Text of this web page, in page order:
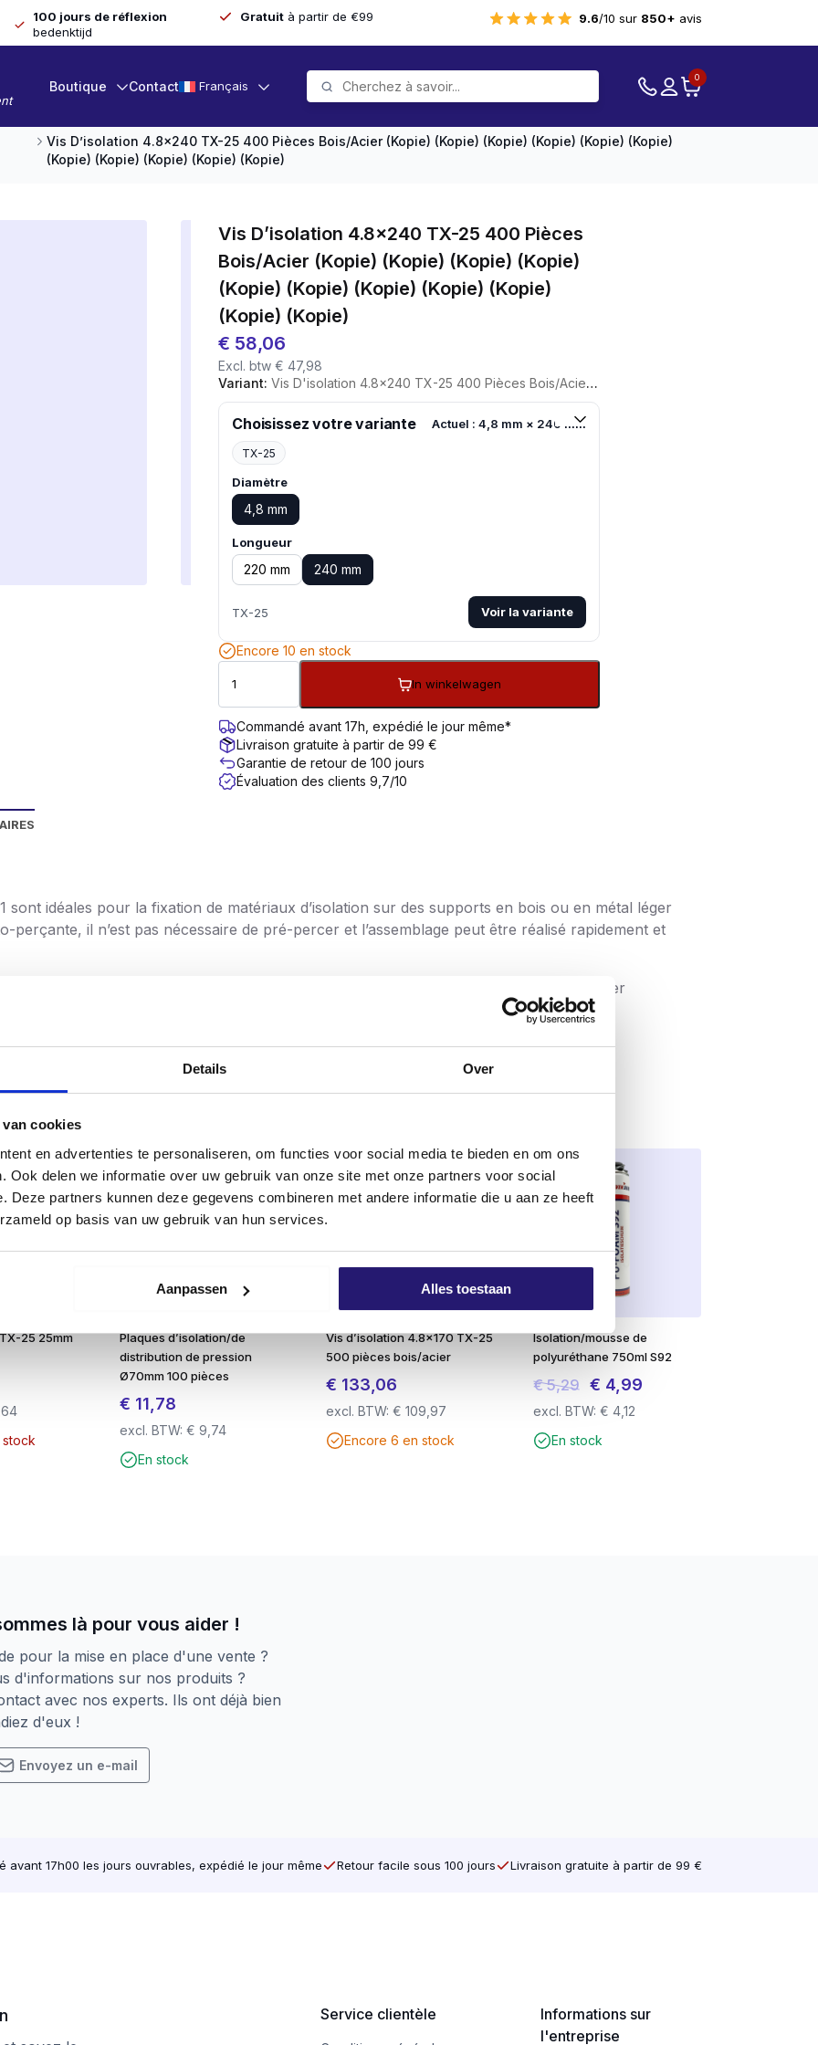
Details Over
cookies
en advertenties te personaliseren, om functies voor social media te bieden en om ons
Ook delen we informatie over uw gebruik van onze site met onze partners voor social
Deze partners kunnen deze gegevens combineren met andere informatie die u aan ze heeft
op basis van uw gebruik van hun services.
Aanpassen Alles toestaan
100 jours de réflexion
bedenktijd
Gratuità partir de €99 9.6/10 sur 850+ avis
Boutique Contact Français
0
Vis D’isolation 4.8×240 TX-25 400 Pièces Bois/acier (kopie) (kopie) (kopie) (kopie) (kopie) (kopie)
(kopie) (kopie) (kopie) (kopie) (kopie)
Vis D’isolation 4.8×240 TX-25 400 Pièces
Bois/acier (kopie) (kopie) (kopie) (kopie)
(kopie) (kopie) (kopie) (kopie) (kopie)
(kopie) (kopie)
€ 58,06
Excl. btw € 47,98
Variant: Vis D'isolation 4.8x240 TX-25 400 Pièces Bois/acier (kopie) (kopie) (kopie) (kopie) (kopie) (kopie) (kopie) (kopie) (kopie) (kopie) (kopie)
Choisissez votre variante Actuel : 4,8 mm × 240 mm
TX-25
Diamètre
4,8 mm
Longueur
220 mm 240 mm
TX-25 Voir la variante
Encore 10 en stock
In winkelwagen
Commandé avant 17h, expédié le jour même*
Livraison gratuite à partir de 99 €
Garantie de retour de 100 jours
Évaluation des clients 9,7/10
sont idéales pour la fixation de matériaux d’isolation sur des supports en bois ou en métal léger
perçante, il n’est pas nécessaire de pré-percer et l’assemblage peut être réalisé rapidement et
, ce qui vous permet de les transporter facilement et de les ranger
pour que vous puissiez commencer tout de suite.
de roche
murs et des façades
construction
2 mm d’épaisseur
et une transmission de puissance maximales
Torx 25 gratuits
de 400 pièces
(l’embout Torx 25 est fourni).
45,0 mm – 90,0 mm
55,0 mm – 100,0 mm
25 25mm
Plaques d’isolation/de
distribution de pression
Ø70mm 100 pièces
€ 11,78
excl. BTW:€ 9,74
En stock
Vis d’isolation 4.8×170 TX-25
500 pièces bois/acier
€ 133,06
excl. BTW:€ 109,97
Encore 6 en stock
Isolation/mousse de
polyuréthane 750ml S92
€5,29 Le
prix
initial
€ 4,99Le
excl. BTW: € 4,12
En stock
là pour vous aider !
pour la mise en place d'une vente ?
d'informations sur nos produits ?
avec nos experts. Ils ont déjà bien
d'eux !
Envoyez un e-mail
avant 17h00 les jours ouvrables, expédié le jour même Retour facile sous 100 jours Livraison gratuite à partir de 99 €
Service clientèle
Informations sur
l'entreprise